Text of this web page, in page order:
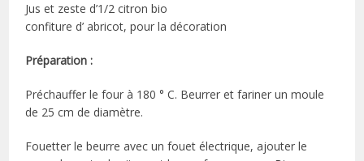
Jus et zeste d’1/2 citron bio
confiture d’ abricot, pour la décoration
Préparation :
Préchauffer le four à 180 ° C. Beurrer et fariner un moule
de 25 cm de diamètre.
Fouetter le beurre avec un fouet électrique, ajouter le